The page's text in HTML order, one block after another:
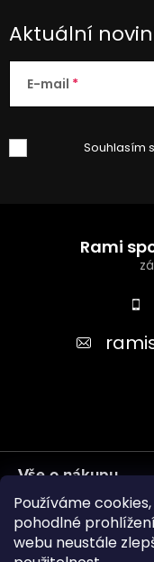
Používáme
pohodlné
webu neustále
Aktuální
E-mail
Souhlasím
Rami
Vše o nákupu
Informace pro vás